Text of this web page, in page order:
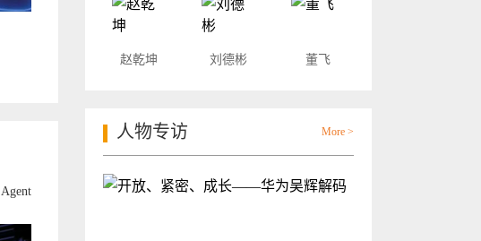
Agent
赵乾坤 刘德彬 董飞
人物专访 More >